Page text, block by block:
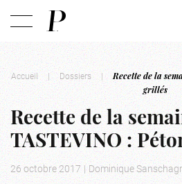
Accueil | Dossiers |
Recette de la
grillés
Recette de la
TASTEVINO :
26 octobre 2017 | Dominique